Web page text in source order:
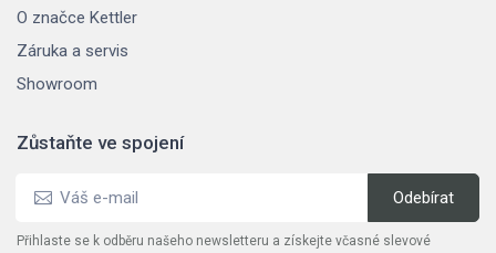
O značce Kettler
Záruka a servis
Showroom
Zůstaňte ve spojení
Přihlaste se k odběru našeho newsletteru a získejte včasné slevové